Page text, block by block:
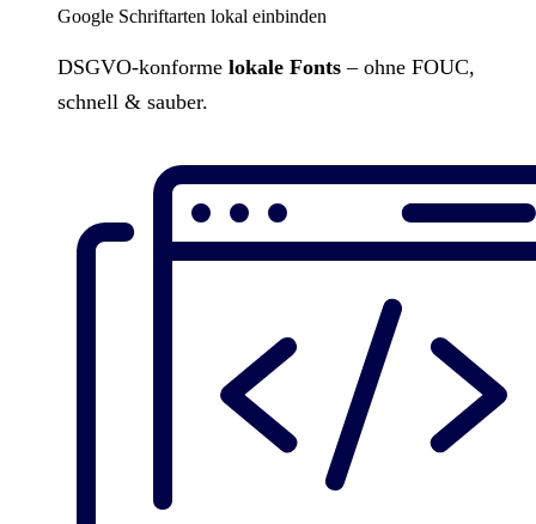
Google Schriftarten lokal einbinden
DSGVO-konforme lokale Fonts – ohne FOUC,
schnell & sauber.